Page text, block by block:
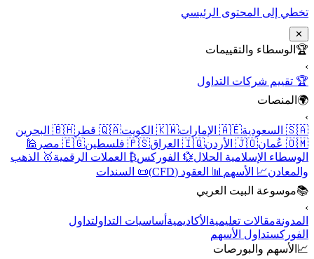
تخطي إلى المحتوى الرئيسي
✕
🏆 الوسطاء والتقييمات
›
🏆 تقييم شركات التداول
🌍 المنصات
›
🇸🇦 السعودية
🇦🇪 الإمارات 🇰🇼 الكويت 🇶🇦 قطر
🇧🇭 البحرين
🇴🇲 عُمان
🇯🇴 الأردن 🇮🇶 العراق 🇵🇸 فلسطين 🇪🇬 مصر
🕌
الوسطاء الإسلامية الحلال💱 الفوركس₿ العملات الرقمية🥇 الذهب
والمعادن📈 الأسهم 📊 العقود (CFD)
📜 السندات
📚موسوعة البيت العربي
›
المدونةمقالات تعليمية الأكاديمية أساسيات التداولتداول
الفوركستداول الأسهم
📈 الأسهم والبورصات